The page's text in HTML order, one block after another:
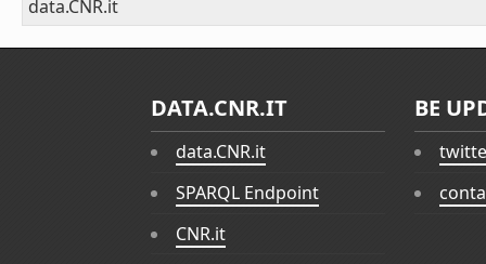
data.CNR.it
DATA.CNR.IT
data.CNR.it
SPARQL Endpoint
CNR.it
BE